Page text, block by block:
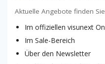
Aktuelle Angebote finden
Im offiziellen visunext
Im Sale-Bereich
Über den Newsletter